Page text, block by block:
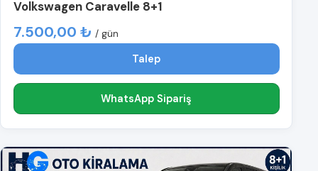
Volkswagen Caravelle 8+1
7.500,00 ₺ / gün
Talep
WhatsApp Sipariş